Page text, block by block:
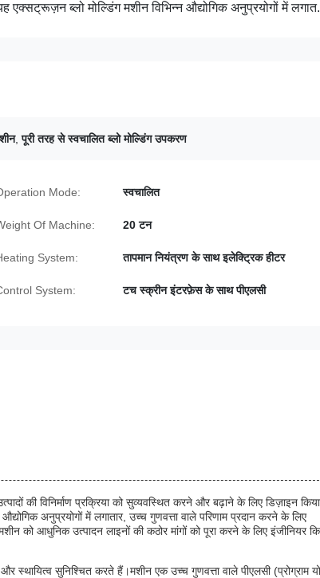
ब्लो मोल्डिंग मशीन विभिन्न औद्योगिक अनुप्रयोगों में
,पूरी तरह से स्वचालित ब्लो मोल्डिंग उपकरण
Mode: स्वचालित
Of Machine: 20 टन
System: तापमान नियंत्रण के साथ इलेक्ट्रिक हीटर
System: टच स्क्रीन इंटरफ़ेस के साथ पीएलसी
की विनिर्माण प्रक्रिया को सुव्यवस्थित करने और बढ़ाने के लिए डिज़ाइन किया
अनुप्रयोगों में लगातार, उच्च गुणवत्ता वाले परिणाम प्रदान करने के लिए
आधुनिक उत्पादन लाइनों की कठोर मांगों को पूरा करने के लिए इंजीनियर
सुनिश्चित करते हैं।मशीन एक उच्च गुणवत्ता वाले पीएलसी (प्रोग्राम